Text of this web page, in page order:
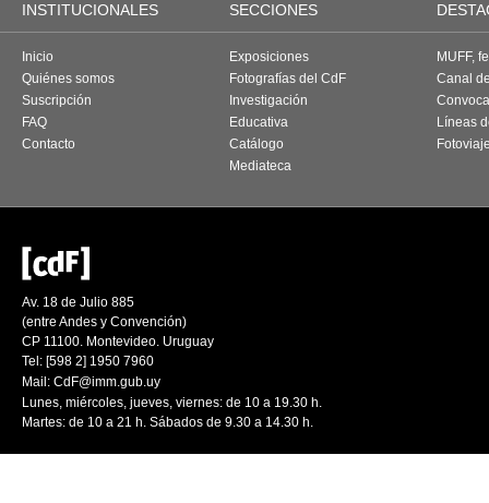
INSTITUCIONALES SECCIONES
Inicio
Quiénes somos
Suscripción
FAQ
Contacto
Exposiciones
Fotografías del CdF
Investigación
Educativa
Catálogo
Mediateca
MUFF,
Canal
Líneas
Av. 18 de Julio 885
(entre Andes y Convención)
CP 11100. Montevideo. Uruguay
Tel: [598 2] 1950 7960
Mail: CdF@imm.gub.uy
Lunes, miércoles, jueves, viernes: de 10 a 19.30 h.
Martes: de 10 a 21 h. Sábados de 9.30 a 14.30 h.